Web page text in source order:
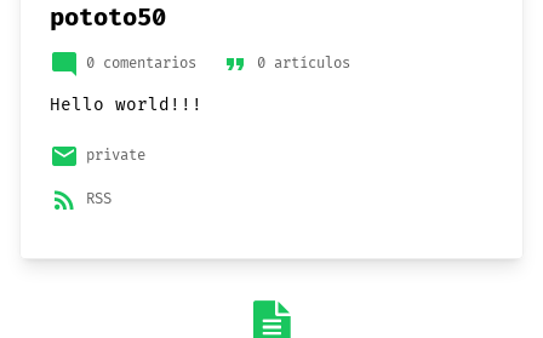
pototo50
mode_comment 0 comentarios format_quote 0 artículos
Hello world!!!
email private
rss_feed RSS